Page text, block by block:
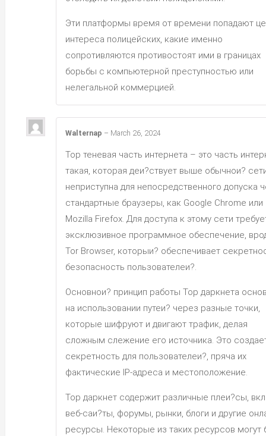
Эти платформы время от времени попадают
интереса полицейских, какие именно
сопротивляются противостоят ими в границах
борьбы с компьютерной преступностью или
нелегальной коммерцией.
Walternap – March 26, 2024
Тор теневая часть интернета – это часть
такая, которая деи?ствует выше обычнои?
неприступна для непосредственного допуска
стандартные браузеры, как Google Chrome или
Mozilla Firefox. Для доступа к этому сети
эксклюзивное программное обеспечение,
Tor Browser, которыи? обеспечивает
безопасность пользователеи?.
Основнои? принцип работы Тор даркнета
на использовании путеи? через разные точки,
которые шифруют и двигают трафик, делая
сложным слежение его источника. Это
секретность для пользователеи?, пряча их
фактические IP-адреса и местоположение.
Тор даркнет содержит различные плеи?сы,
веб-саи?ты, форумы, рынки, блоги и другие
ресурсы. Некоторые из таких ресурсов могут